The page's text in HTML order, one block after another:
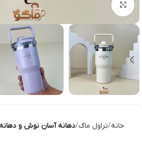
بزرگنمایی تصویر
خانه تراول ماگ دهانه آسان نوش و